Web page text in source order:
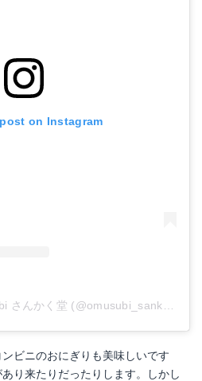
on Instagram
ビニのおにぎりも美味しいです
り来たりだったりします。しかし